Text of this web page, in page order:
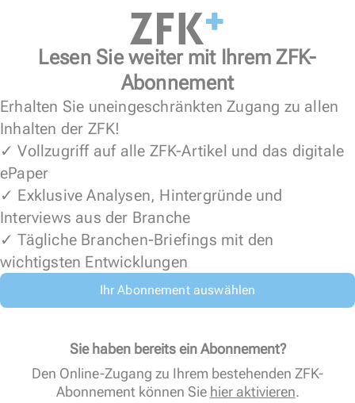
Lesen Sie weiter mit Ihrem ZFK-
Abonnement
Erhalten Sie uneingeschränkten Zugang zu allen
Inhalten der ZFK!
✓ Vollzugriff auf alle ZFK-Artikel und das digitale
ePaper
✓ Exklusive Analysen, Hintergründe und
Interviews aus der Branche
✓ Tägliche Branchen-Briefings mit den
wichtigsten Entwicklungen
Ihr Abonnement auswählen
Sie haben bereits ein Abonnement?
Den Online-Zugang zu Ihrem bestehenden ZFK-
Abonnement können Sie hier aktivieren.